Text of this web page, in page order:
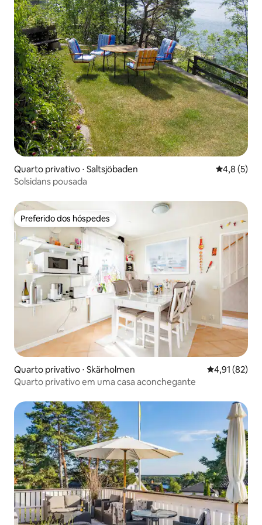
Quarto privativo ⋅ Saltsjöbaden 4,8 de
4,8 (5)
Solsidans pousada
Preferido dos hóspedes
Preferido dos hóspedes
Quarto privativo ⋅ Skärholmen 4,91 de uma
4,91 (82)
Quarto privativo em uma casa aconchegante